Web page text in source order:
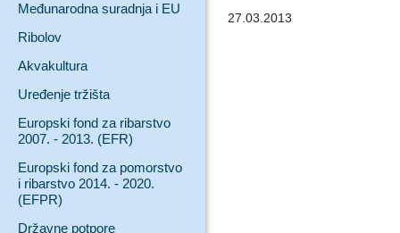
Međunarodna suradnja i EU
Ribolov
Akvakultura
Uređenje tržišta
Europski fond za ribarstvo
2007. - 2013. (EFR)
Europski fond za pomorstvo
i ribarstvo 2014. - 2020.
(EFPR)
Državne potpore
27.03.2013